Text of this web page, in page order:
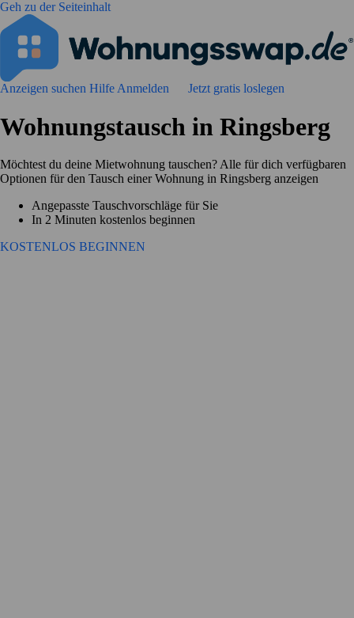
Geh zu der Seiteinhalt
Anzeigen suchen Hilfe Anmelden Jetzt gratis loslegen
Wohnungstausch in Ringsberg
Möchtest du deine Mietwohnung tauschen? Alle für dich verfügbaren
Optionen für den Tausch einer Wohnung in Ringsberg anzeigen
Angepasste Tauschvorschläge für Sie
In 2 Minuten kostenlos beginnen
KOSTENLOS BEGINNEN